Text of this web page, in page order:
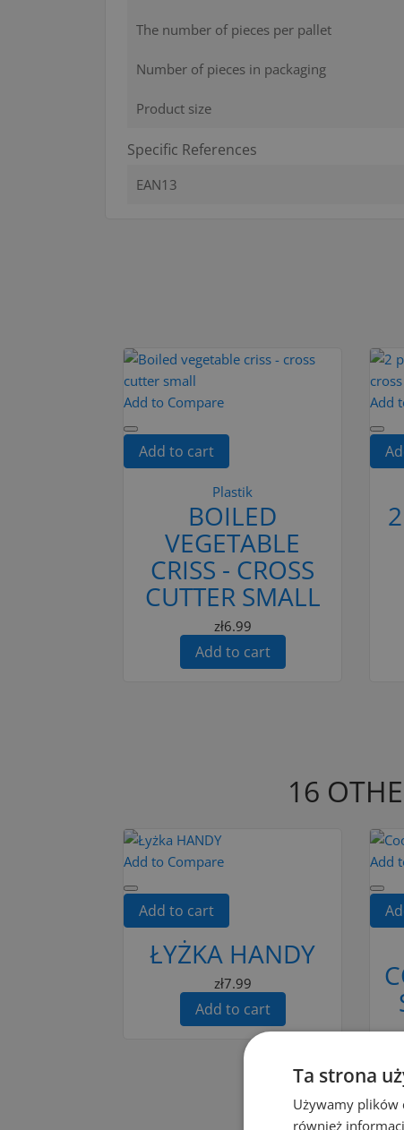
The number of pieces per pallet
Number of pieces in packaging
Product size
Specific References
EAN13
Add to Compare
Add to cart
Plastik
BOILED
VEGETABLE
CRISS - CROSS
CUTTER SMALL
zł6.99
Add to cart
Add
16
Add to Compare
Add to cart
ŁYŻKA HANDY
zł7.99
Add to cart
Add
Ta strona
Używamy plików
również